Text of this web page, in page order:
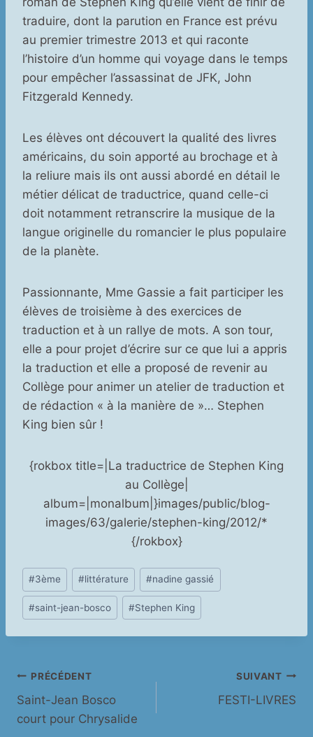
traduire, dont la parution en France est prévu
au premier trimestre 2013 et qui raconte
l’histoire d’un homme qui voyage dans le temps
pour empêcher l’assassinat de JFK, John
Fitzgerald Kennedy.
Les élèves ont découvert la qualité des livres
américains, du soin apporté au brochage et à
la reliure mais ils ont aussi abordé en détail le
métier délicat de traductrice, quand celle-ci
doit notamment retranscrire la musique de la
langue originelle du romancier le plus populaire
de la planète.
Passionnante, Mme Gassie a fait participer les
élèves de troisième à des exercices de
traduction et à un rallye de mots. A son tour,
elle a pour projet d’écrire sur ce que lui a appris
la traduction et elle a proposé de revenir au
Collège pour animer un atelier de traduction et
de rédaction « à la manière de »… Stephen
King bien sûr !
{rokbox title=|La traductrice de Stephen King
au Collège|
album=|monalbum|}images/public/blog-
images/63/galerie/stephen-king/2012/*
{/rokbox}
Étiquettes
de
la
#3ème #littérature #nadine gassié
#saint-jean-bosco #Stephen King
Navigation
de
PRÉCÉDENT
Saint-Jean Bosco
court pour Chrysalide
SUIVANT
FESTI-LIVRES